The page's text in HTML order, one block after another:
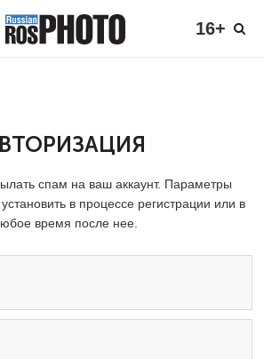
16+
спам на ваш аккаунт. Параметры
в процессе регистрации или в
время после нее.